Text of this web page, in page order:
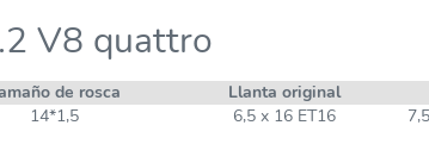
V8 quattro
de rosca Llanta original
14*1,5 6,5 x 16 ET16